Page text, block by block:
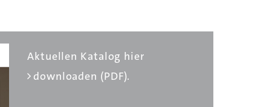
Aktuellen Katalog hier
downloaden (PDF).